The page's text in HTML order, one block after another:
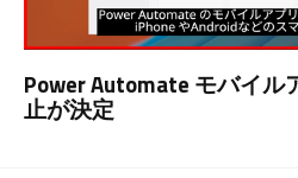
Power Automate モバイル
止が決定